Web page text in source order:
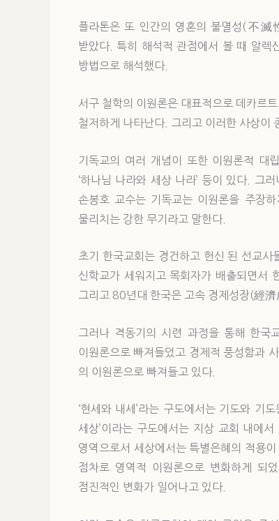
플라톤은 또 인간의 영혼의 불멸성(不滅
받았다. 특히 해석적 관점에서 볼 때 알렉
방법으로 해석했다.
서구 철학의 이원론은 대표적으로 데카르
철저하게 나타난다. 그리고 이러한 사상이
기독교의 여러 개념이 또한 이원론적 대
‘하나님 나라와 세상 나라’ 등이 있다. 그
손봉호 교수는 기독교는 이원론을 주장
물리치는 강한 무기라고 말한다.
초기 한국교회는 경건하고 헌신 된 선교사
신학교가 세워지고 목회자가 배출되면
그리고 80년대 한국은 고속 경제성장(經
그러나 격동기의 시련 과정을 통해 한국
이원론으로 빠져들었고 경제적 풍성함과
의 이원론으로 빠져들고 있다.
‘현세와 내세’라는 구도에서는 기도와 기
세상’이라는 구도에서는 지상 교회 내에
영역으로서 세상에서는 특별은혜의 적용
점차로 영역적 이원론으로 변화하게 되
점진적인 변화가 일어나고 있다.